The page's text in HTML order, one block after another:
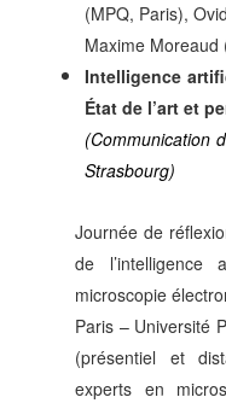
(MPQ, Paris),
Maxime Moreaud
Intelligence
État de l’art et
(Communication
Strasbourg)
Journée de
de
microscopie
Paris – Université
(présentiel et
experts en